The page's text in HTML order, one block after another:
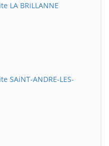
LA BRiLLANNE
SAiNT-ANDRE-LES-